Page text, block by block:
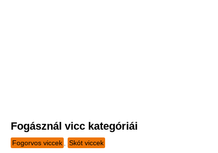
Fogásznál vicc kategóriái
Fogorvos viccek Skót viccek